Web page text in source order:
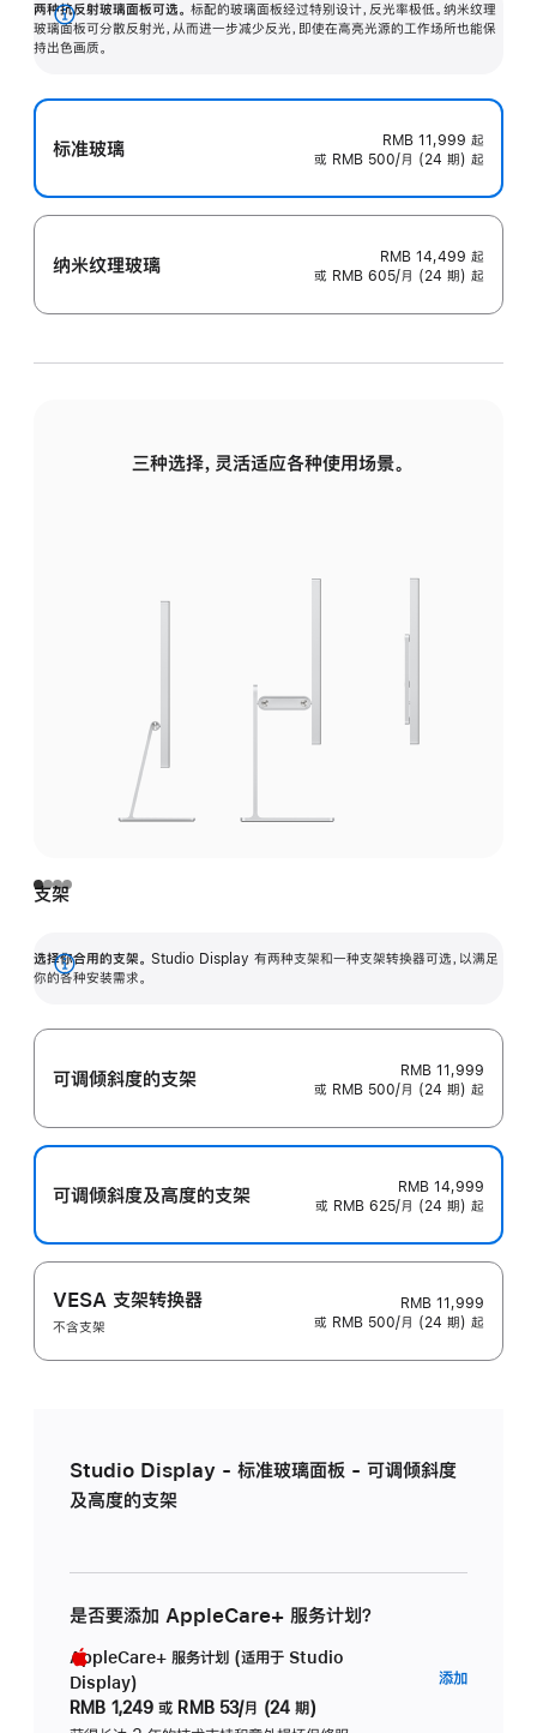
两种抗反射玻璃面板可选。 标配的玻璃面板经过特别设计，反光率极低。纳米纹理
玻璃面板可分散反射光，从而进一步减少反光，即使在高亮光源的工作场所也能保
持出色画质。
展
开
标准玻璃 RMB 11,999 起
或 RMB 500/月 (24 期) 起
纳米纹理玻璃 RMB 14,499 起
或 RMB 605/月 (24 期) 起
三种选择，灵活适应各种使用场景。
支架
选择你合用的支架。 Studio Display 有两种支架和一种支架转换器可选，以满足
你的各种安装需求。
展
可调倾斜度的支架
RMB 11,999
或 RMB 500/月 (24 期) 起
可调倾斜度及高‍度的支‍架
RMB 14,999
或 RMB 625/月 (24 期) 起
VESA 支架转换器
不含支架
RMB 11,999
或 RMB 500/月 (24 期) 起
Studio Display - 标准玻璃面板 - 可调倾斜度
及高度的支架
是否要添加 AppleCare+ 服务计划？
AppleCare+ 服务计划 (适用于 Studio
Display)
RMB 1,249 或 RMB 53/月 (24 期)
添加